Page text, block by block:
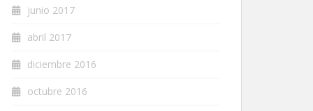
junio 2017
abril 2017
diciembre 2016
octubre 2016